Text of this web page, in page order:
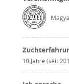
10 Jahre (seit